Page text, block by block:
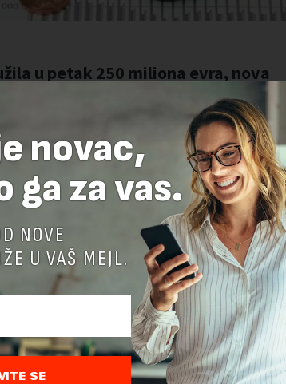
dozvoljeno, ali uz obavezno navođenje izvora i uz
novac,
ga za vas.
NOVE
U VAŠ MEJL.
SE